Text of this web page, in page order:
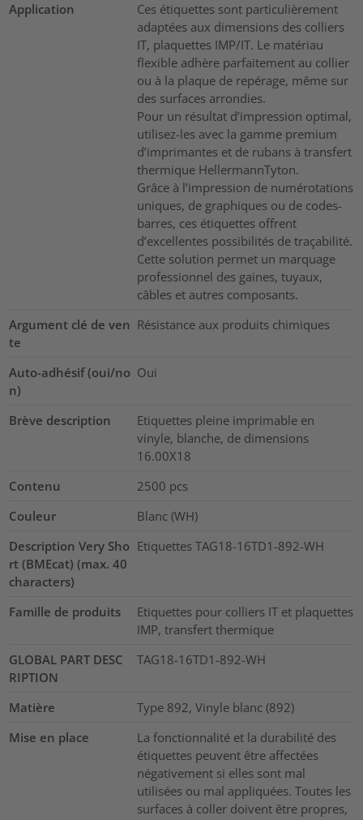
Application
Ces étiquettes sont particulièrement
adaptées aux dimensions des colliers
IT, plaquettes IMP/IT. Le matériau
flexible adhère parfaitement au collier
ou à la plaque de repérage, même sur
des surfaces arrondies.
Pour un résultat d’impression optimal,
utilisez-les avec la gamme premium
d’imprimantes et de rubans à transfert
thermique HellermannTyton.
Grâce à l’impression de numérotations
uniques, de graphiques ou de codes-
barres, ces étiquettes offrent
d’excellentes possibilités de traçabilité.
Cette solution permet un marquage
professionnel des gaines, tuyaux,
câbles et autres composants.
Argument clé de ven
te
Résistance aux produits chimiques
Auto-adhésif (oui/no
n)
Oui
Brève description
Etiquettes pleine imprimable en
vinyle, blanche, de dimensions
16.00X18
Contenu
2500 pcs
Couleur
Blanc (WH)
Description Very Sho
rt (BMEcat) (max. 40
characters)
Etiquettes TAG18-16TD1-892-WH
Famille de produits
Etiquettes pour colliers IT et plaquettes
IMP, transfert thermique
GLOBAL PART DESC
RIPTION
TAG18-16TD1-892-WH
Matière
Type 892, Vinyle blanc (892)
Mise en place
La fonctionnalité et la durabilité des
étiquettes peuvent être affectées
négativement si elles sont mal
utilisées ou mal appliquées. Toutes les
surfaces à coller doivent être propres,